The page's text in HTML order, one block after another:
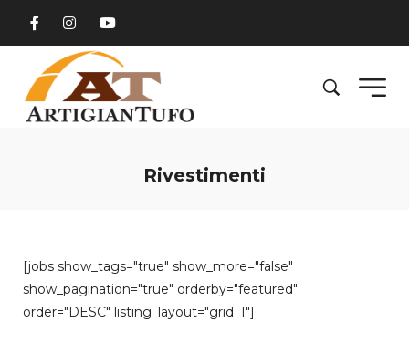
Rivestimenti
[jobs show_tags="true" show_more="false"
show_pagination="true" orderby="featured"
order="DESC" listing_layout="grid_1"]